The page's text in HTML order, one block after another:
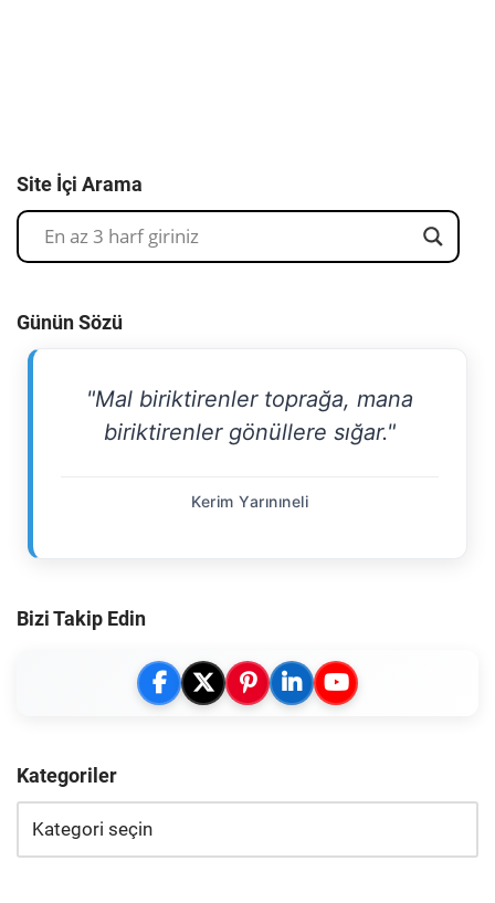
Site İçi Arama
Günün Sözü
"Mal biriktirenler toprağa, mana
biriktirenler gönüllere sığar."
Kerim Yarınıneli
Bizi Takip Edin
Kategoriler